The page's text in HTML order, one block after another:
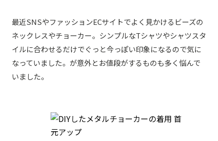
最近SNSやファッションECサイトでよく見かけるビーズの
ネックレスやチョーカー。シンプルなTシャツやシャツスタ
イルに合わせるだけでぐっと今っぽい印象になるので気に
なっていました。が意外とお値段がするものも多く悩んで
いました。